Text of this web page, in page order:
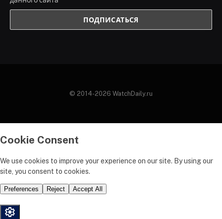
© 2014-2026 WatchDaily.ru